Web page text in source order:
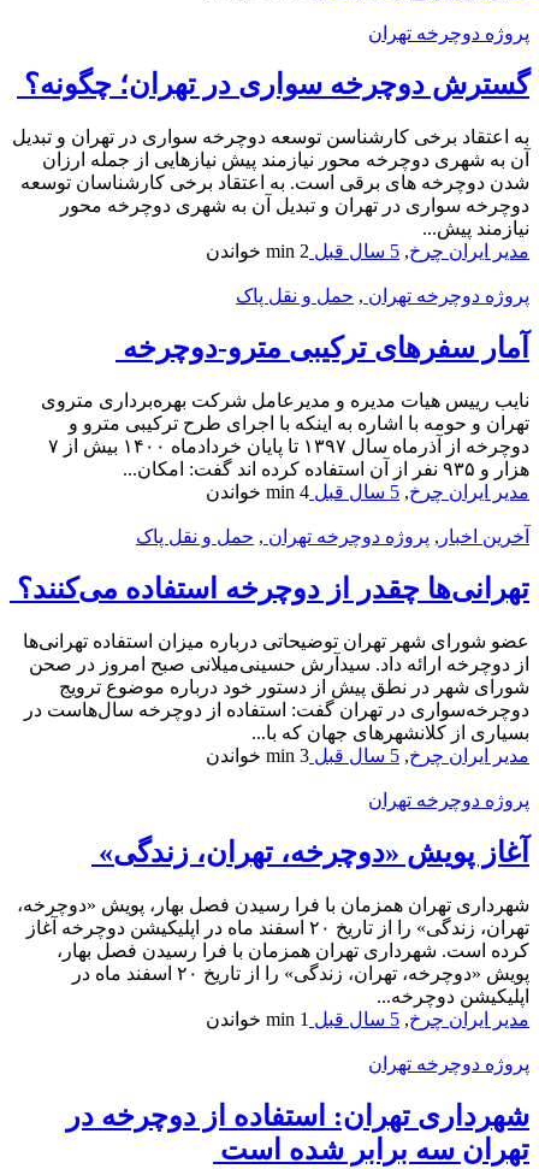
پروژه دوچرخه تهران
گسترش دوچرخه سواری در تهران؛ چگونه؟
به اعتقاد برخی کارشناسن توسعه دوچرخه سواری در تهران و تبدیل
آن به شهری دوچرخه محور نیازمند پیش نیازهایی از جمله ارزان
شدن دوچرخه های برقی است. به اعتقاد برخی کارشناسان توسعه
دوچرخه سواری در تهران و تبدیل آن به شهری دوچرخه محور
نیازمند پیش...
مدیر ایران چرخ, 5 سال قبل 2 min خواندن
پروژه دوچرخه تهران , حمل و نقل پاک
آمار سفرهای ترکیبی مترو-دوچرخه
نایب رییس هیات مدیره و مدیرعامل شرکت بهره‌برداری متروی
تهران و حومه با اشاره به اینکه با اجرای طرح ترکیبی مترو و
دوچرخه از آذرماه سال ۱۳۹۷ تا پایان خردادماه ۱۴۰۰ بیش از ۷
هزار و ۹۳۵ نفر از آن استفاده کرده اند گفت: امکان...
مدیر ایران چرخ, 5 سال قبل 4 min خواندن
آخرین اخبار , پروژه دوچرخه تهران , حمل و نقل پاک
تهرانی‌ها چقدر از دوچرخه استفاده می‌کنند؟
عضو شورای شهر تهران توضیحاتی درباره میزان استفاده تهرانی‌ها
از دوچرخه ارائه داد. سیدآرش حسینی‌میلانی صبح امروز در صحن
شورای شهر در نطق پیش از دستور خود درباره موضوع ترویج
دوچرخه‌سواری در تهران گفت: استفاده از دوچرخه سال‌هاست در
بسیاری از کلانشهرهای جهان که با...
مدیر ایران چرخ, 5 سال قبل 3 min خواندن
پروژه دوچرخه تهران
آغاز پویش «دوچرخه، تهران، زندگی»
شهرداری تهران همزمان با فرا رسیدن فصل بهار، پویش «دوچرخه،
تهران، زندگی» را از تاریخ ۲۰ اسفند ماه در اپلیکیشن دوچرخه آغاز
کرده است. شهرداری تهران همزمان با فرا رسیدن فصل بهار،
پویش «دوچرخه، تهران، زندگی» را از تاریخ ۲۰ اسفند ماه در
اپلیکیشن دوچرخه...
مدیر ایران چرخ, 5 سال قبل 1 min خواندن
پروژه دوچرخه تهران
شهرداری تهران: استفاده از دوچرخه در
تهران سه برابر شده است